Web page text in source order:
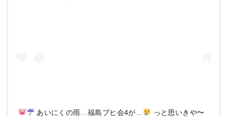
あいにくの雨…福島ブヒ会4が…
っと思いきや〜